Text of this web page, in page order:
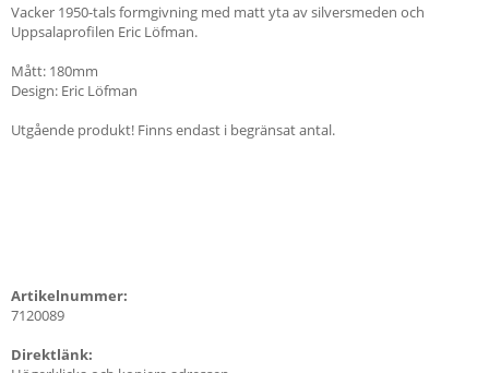
Vacker 1950-tals formgivning med matt yta av silversmeden och
Uppsalaprofilen Eric Löfman.
Mått: 180mm
Design: Eric Löfman
Utgående produkt! Finns endast i begränsat antal.
Artikelnummer:
7120089
Direktlänk: